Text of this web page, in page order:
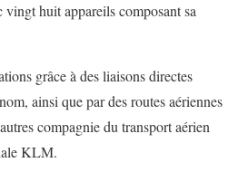
vingt huit appareils composant sa
grâce à des liaisons directes
ainsi que par des routes aériennes
compagnie du transport aérien
KLM.